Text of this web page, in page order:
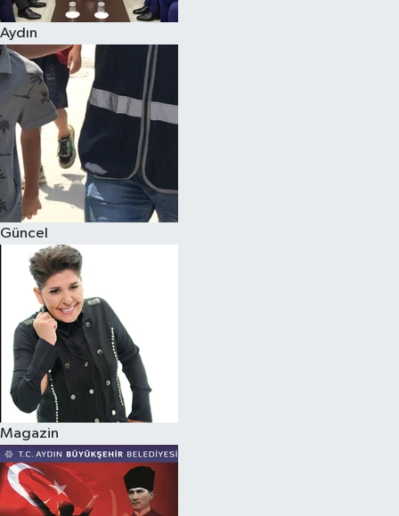
Aydın
Güncel
Magazin